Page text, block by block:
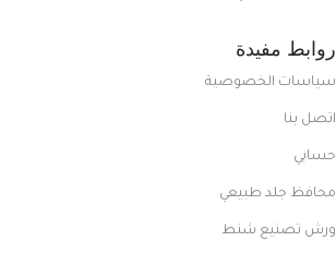
روابط مفيدة
سياسات الخصوصية
اتصل بنا
حسابي
محافظ جلد طبيعي
ورش تصنيع شنط